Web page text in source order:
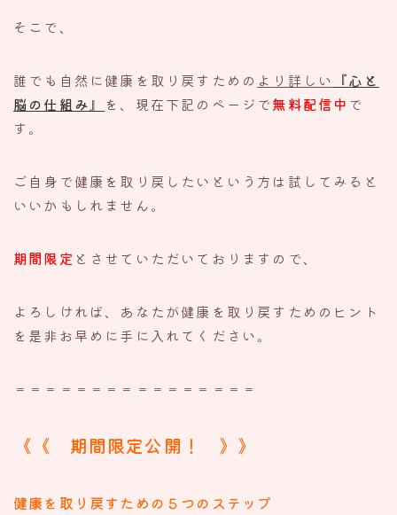
そこで、
誰でも自然に健康を取り戻すための より詳しい 『心と
脳の仕組み』 を、現在下記のページで無料配信中 で
す。
ご自身で健康を取り戻したいという方は試してみると
いいかもしれません。
期間限定 とさせていただいておりますので、
よろしければ、あなたが健康を取り戻すためのヒント
を是非お早めに手に入れてください。
＝＝＝＝＝＝＝＝＝＝＝＝＝＝＝＝
《《 期間限定公開！ 》》
健康を取り戻すための５つのステップ